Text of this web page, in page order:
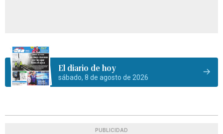
El diario de hoy
sábado, 8 de agosto de 2026
PUBLICIDAD